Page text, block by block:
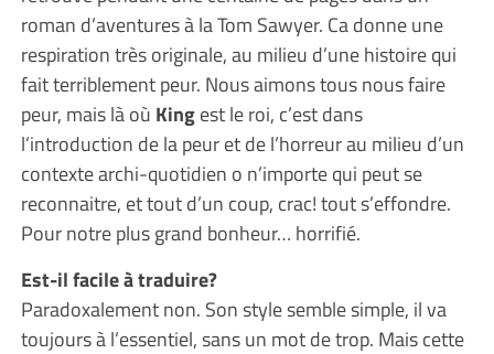
roman d’aventures à la Tom Sawyer. Ca donne une
respiration très originale, au milieu d’une histoire qui
fait terriblement peur. Nous aimons tous nous faire
peur, mais là où Kingest le roi, c’est dans
l’introduction de la peur et de l’horreur au milieu d’un
contexte archi-quotidien o n’importe qui peut se
reconnaitre, et tout d’un coup, crac! tout s’effondre.
Pour notre plus grand bonheur… horrifié.
Est-il facile à traduire?
Paradoxalement non. Son style semble simple, il va
toujours à l’essentiel, sans un mot de trop. Mais cette